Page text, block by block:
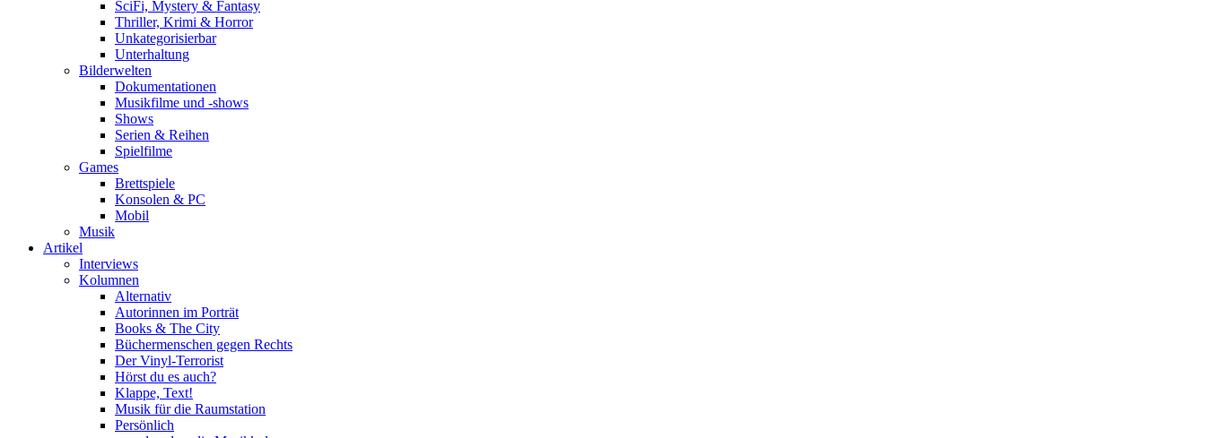
SciFi, Mystery & Fantasy
Thriller, Krimi & Horror
Unkategorisierbar
Unterhaltung
Bilderwelten
Dokumentationen
Musikfilme und -shows
Shows
Serien & Reihen
Spielfilme
Games
Brettspiele
Konsolen & PC
Mobil
Musik
Artikel
Interviews
Kolumnen
Alternativ
Autorinnen im Porträt
Books & The City
Büchermenschen gegen Rechts
Der Vinyl-Terrorist
Hörst du es auch?
Klappe, Text!
Musik für die Raumstation
Persönlich